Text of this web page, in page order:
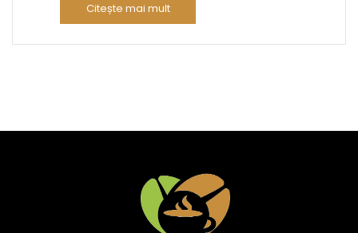
Citește mai mult